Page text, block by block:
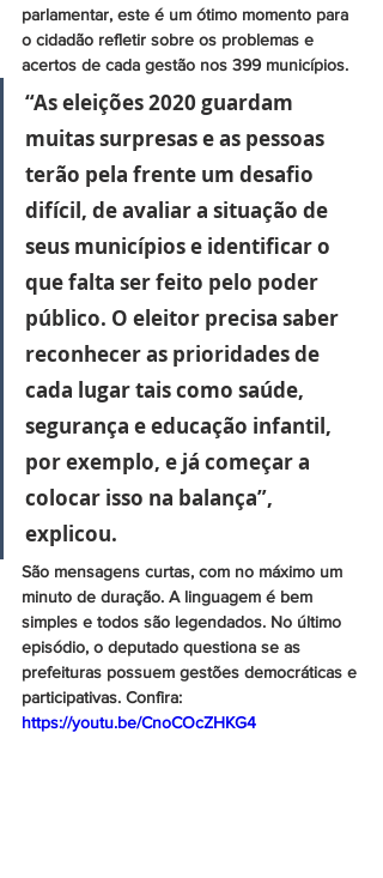
parlamentar, este é um ótimo momento para
o cidadão refletir sobre os problemas e
acertos de cada gestão nos 399 municípios.
“As eleições 2020 guardam
muitas surpresas e as pessoas
terão pela frente um desafio
difícil, de avaliar a situação de
seus municípios e identificar o
que falta ser feito pelo poder
público. O eleitor precisa saber
reconhecer as prioridades de
cada lugar tais como saúde,
segurança e educação infantil,
por exemplo, e já começar a
colocar isso na balança”,
explicou.
São mensagens curtas, com no máximo um
minuto de duração. A linguagem é bem
simples e todos são legendados. No último
episódio, o deputado questiona se as
prefeituras possuem gestões democráticas e
participativas. Confira:
https://youtu.be/CnoCOcZHKG4